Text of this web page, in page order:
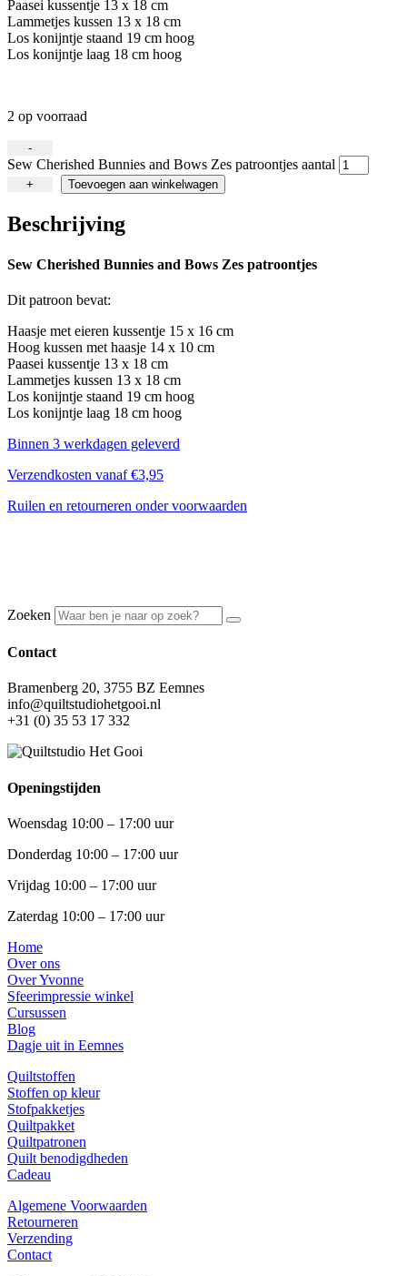
Paasei kussentje 13 x 18 cm
Lammetjes kussen 13 x 18 cm
Los konijntje staand 19 cm hoog
Los konijntje laag 18 cm hoog
2 op voorraad
-
Sew Cherished Bunnies and Bows Zes patroontjes aantal
+ Toevoegen aan winkelwagen
Beschrijving
Sew Cherished Bunnies and Bows Zes patroontjes
Dit patroon bevat:
Haasje met eieren kussentje 15 x 16 cm
Hoog kussen met haasje 14 x 10 cm
Paasei kussentje 13 x 18 cm
Lammetjes kussen 13 x 18 cm
Los konijntje staand 19 cm hoog
Los konijntje laag 18 cm hoog
Binnen 3 werkdagen geleverd
Verzendkosten vanaf €3,95
Ruilen en retourneren onder voorwaarden
Zoeken
Contact
Bramenberg 20, 3755 BZ Eemnes
info@quiltstudiohetgooi.nl
+31 (0) 35 53 17 332
Openingstijden
Woensdag 10:00 – 17:00 uur
Donderdag 10:00 – 17:00 uur
Vrijdag 10:00 – 17:00 uur
Zaterdag 10:00 – 17:00 uur
Home
Over ons
Over Yvonne
Sfeerimpressie winkel
Cursussen
Blog
Dagje uit in Eemnes
Quiltstoffen
Stoffen op kleur
Stofpakketjes
Quiltpakket
Quiltpatronen
Quilt benodigdheden
Cadeau
Algemene Voorwaarden
Retourneren
Verzending
Contact